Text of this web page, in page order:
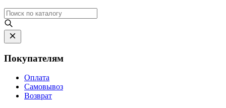
Покупателям
Оплата
Самовывоз
Возврат